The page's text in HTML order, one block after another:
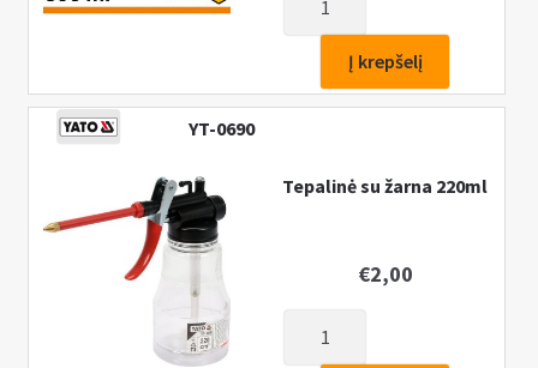
Rankinis
tepimo
pistoletas
Į krepšelį
YT-0690
Tepalinė su žarna 220ml
€2,00